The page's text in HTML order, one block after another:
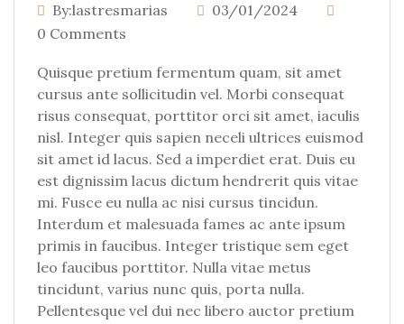
By:lastresmarias
03/01/2024
0 Comments
Quisque pretium fermentum quam, sit amet
cursus ante sollicitudin vel. Morbi consequat
risus consequat, porttitor orci sit amet, iaculis
nisl. Integer quis sapien neceli ultrices euismod
sit amet id lacus. Sed a imperdiet erat. Duis eu
est dignissim lacus dictum hendrerit quis vitae
mi. Fusce eu nulla ac nisi cursus tincidun.
Interdum et malesuada fames ac ante ipsum
primis in faucibus. Integer tristique sem eget
leo faucibus porttitor. Nulla vitae metus
tincidunt, varius nunc quis, porta nulla.
Pellentesque vel dui nec libero auctor pretium